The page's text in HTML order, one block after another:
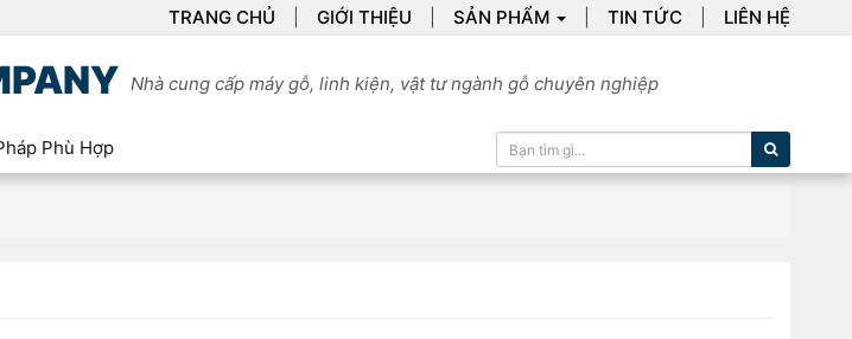
TRANG CHỦ GIỚI THIỆU SẢN PHẨM TIN TỨC LIÊN HỆ
Nhà cung cấp máy gỗ, linh kiện, vật tư ngành gỗ chuyên nghiệp
Phù Hợp